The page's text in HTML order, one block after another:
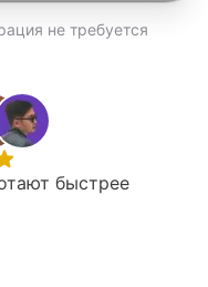
не требуется
быстрее